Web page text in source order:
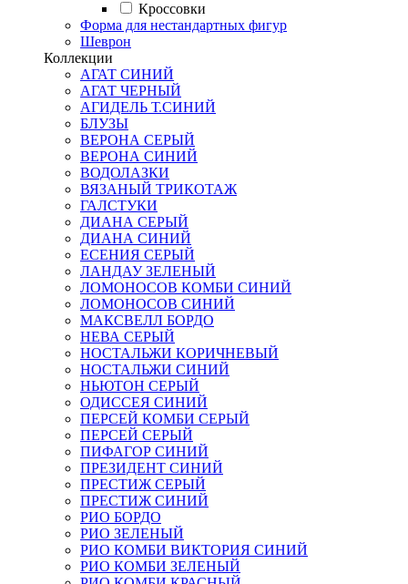
Кроссовки
Форма для нестандартных фигур
Шеврон
Коллекции
АГАТ СИНИЙ
АГАТ ЧЕРНЫЙ
АГИДЕЛЬ Т.СИНИЙ
БЛУЗЫ
ВЕРОНА СЕРЫЙ
ВЕРОНА СИНИЙ
ВОДОЛАЗКИ
ВЯЗАНЫЙ ТРИКОТАЖ
ГАЛСТУКИ
ДИАНА СЕРЫЙ
ДИАНА СИНИЙ
ЕСЕНИЯ СЕРЫЙ
ЛАНДАУ ЗЕЛЕНЫЙ
ЛОМОНОСОВ КОМБИ СИНИЙ
ЛОМОНОСОВ СИНИЙ
МАКСВЕЛЛ БОРДО
НЕВА СЕРЫЙ
НОСТАЛЬЖИ КОРИЧНЕВЫЙ
НОСТАЛЬЖИ СИНИЙ
НЬЮТОН СЕРЫЙ
ОДИССЕЯ СИНИЙ
ПЕРСЕЙ КОМБИ СЕРЫЙ
ПЕРСЕЙ СЕРЫЙ
ПИФАГОР СИНИЙ
ПРЕЗИДЕНТ СИНИЙ
ПРЕСТИЖ СЕРЫЙ
ПРЕСТИЖ СИНИЙ
РИО БОРДО
РИО ЗЕЛЕНЫЙ
РИО КОМБИ ВИКТОРИЯ СИНИЙ
РИО КОМБИ ЗЕЛЕНЫЙ